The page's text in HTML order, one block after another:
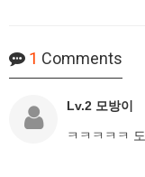
1 Comments
Lv.2 모방이
ㅋㅋㅋㅋㅋ